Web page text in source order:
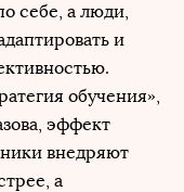
себе, а люди,
и
обучения»,
эффект
внедряют
а